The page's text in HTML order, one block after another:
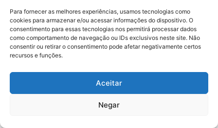
Para fornecer as melhores experiências, usamos tecnologias como
cookies para armazenar e/ou acessar informações do dispositivo. O
consentimento para essas tecnologias nos permitirá processar dados
como comportamento de navegação ou IDs exclusivos neste site. Não
consentir ou retirar o consentimento pode afetar negativamente certos
recursos e funções.
Aceitar
Negar